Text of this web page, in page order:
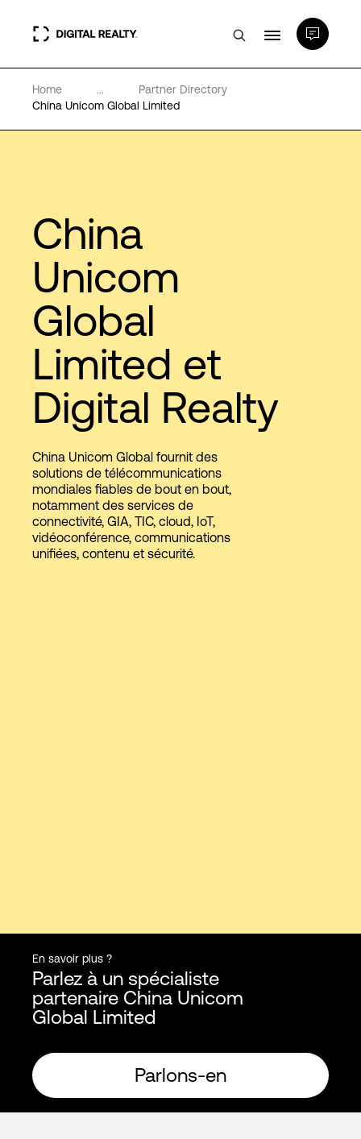
Data Centers
A propos de nous
Language
Connexion
Home ...
Partner Directory
China Unicom Global Limited
China
Unicom
Global
Limited et
Digital Realty
China Unicom Global fournit des
solutions de télécommunications
mondiales fiables de bout en bout,
notamment des services de
connectivité, GIA, TIC, cloud, IoT,
vidéoconférence, communications
unifiées, contenu et sécurité.
En savoir plus ?
Parlez à un spécialiste
partenaire China Unicom
Global Limited
Parlons-en